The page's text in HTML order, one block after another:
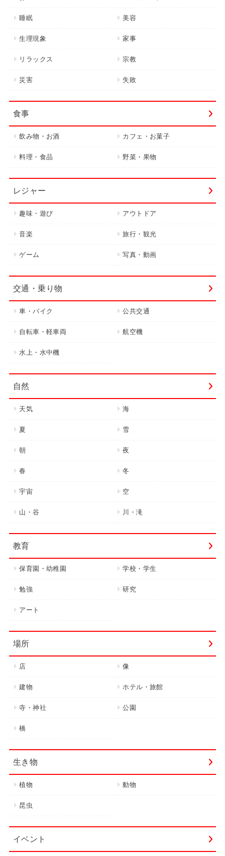
睡眠 美容
生理現象 家事
リラックス 宗教
災害 失敗
食事
飲み物・お酒 カフェ・お菓子
料理・食品 野菜・果物
レジャー
趣味・遊び アウトドア
音楽 旅行・観光
ゲーム 写真・動画
交通・乗り物
車・バイク 公共交通
自転車・軽車両 航空機
水上・水中機
自然
天気 海
夏 雪
朝 夜
春 冬
宇宙 空
山・谷 川・滝
教育
保育園・幼稚園 学校・学生
勉強 研究
アート
場所
店 像
建物 ホテル・旅館
寺・神社 公園
橋
生き物
植物 動物
昆虫
イベント